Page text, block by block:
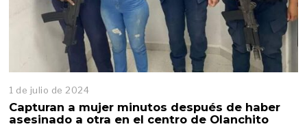
1 de julio de 2024
e
j
Capturan a mujer minutos después de haber
asesinado a otra en el centro de Olanchito